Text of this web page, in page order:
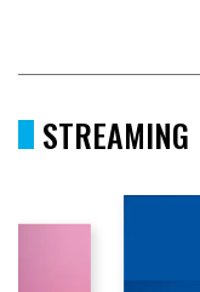
STREAMING